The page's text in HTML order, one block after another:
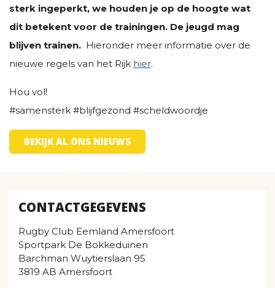
sterk ingeperkt, we houden je op de hoogte wat
dit betekent voor de trainingen. De jeugd mag
blijven trainen. Hieronder meer informatie over de
nieuwe regels van het Rijk hier.
Hou vol!
#samensterk #blijfgezond #scheldwoordje
BEKIJK AL ONS NIEUWS
CONTACTGEGEVENS
Rugby Club Eemland Amersfoort
Sportpark De Bokkeduinen
Barchman Wuytierslaan 95
3819 AB Amersfoort